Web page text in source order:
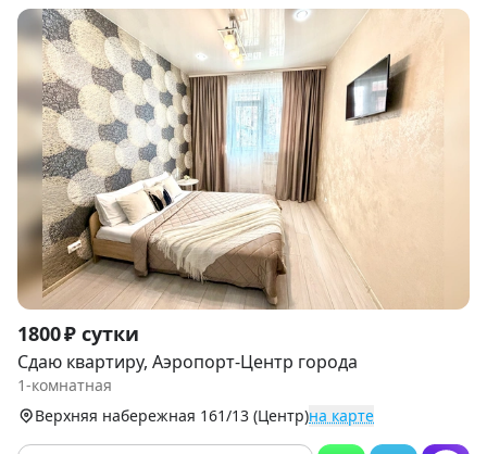
Item
1
of
1800 ₽ сутки
Сдаю квартиру, Аэропорт-Центр города
1-комнатная
Верхняя набережная 161/13 (Центр)на карте